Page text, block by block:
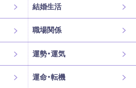
結婚生活
職場関係
運勢・運気
運命・転機